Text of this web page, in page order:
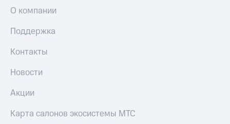
О компании
Поддержка
Контакты
Новости
Акции
Карта салонов экосистемы МТС